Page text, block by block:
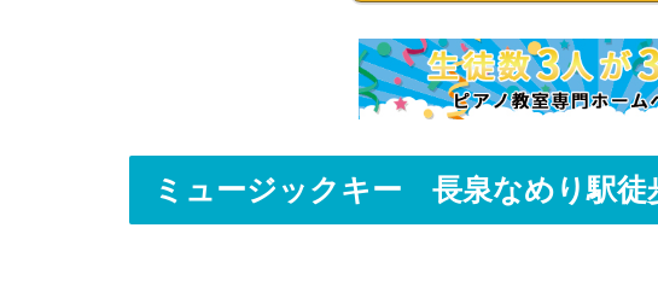
ミュージックキー 長泉なめり駅徒